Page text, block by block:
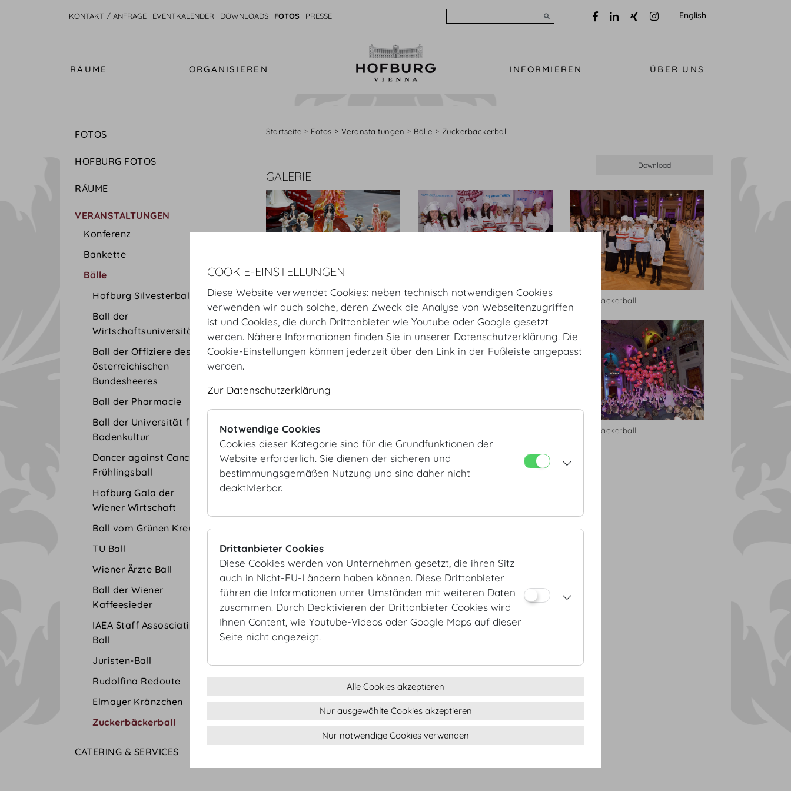
KONTAKT / ANFRAGE EVENTKALENDER DOWNLOADS FOTOS PRESSE English
RÄUME ORGANISIEREN INFORMIEREN ÜBER UNS
FOTOS
HOFBURG FOTOS
RÄUME
VERANSTALTUNGEN
Konferenz
Bankette
Bälle
Hofburg Silvesterball
Ball der
Wirtschaftsuniversität
Ball der Offiziere des
österreichischen
Bundesheeres
Ball der Pharmacie
Ball der Universität für
Bodenkultur
Dancer against Cancer
Frühlingsball
Hofburg Gala der
Wiener Wirtschaft
Ball vom Grünen Kreuz
TU Ball
Wiener Ärzte Ball
Ball der Wiener
Kaffeesieder
IAEA Staff Assosciation
Ball
Juristen-Ball
Rudolfina Redoute
Elmayer Kränzchen
Zuckerbäckerball
CATERING & SERVICES
Startseite Fotos Veranstaltungen Bälle Zuckerbäckerball
GALERIE
Zuckerbäckerball
Zuckerbäckerball Zuckerbäckerball
COOKIE-EINSTELLUNGEN
Diese Website verwendet Cookies: neben technisch notwendigen Cookies
verwenden wir auch solche, deren Zweck die Analyse von Webseitenzugriffen
ist und Cookies, die durch Drittanbieter wie Youtube oder Google gesetzt
werden. Nähere Informationen finden Sie in unserer Datenschutzerklärung. Die
Cookie-Einstellungen können jederzeit über den Link in der Fußleiste angepasst
werden.
Zur Datenschutzerklärung
Notwendige Cookies
Cookies dieser Kategorie sind für die Grundfunktionen der
Website erforderlich. Sie dienen der sicheren und
bestimmungsgemäßen Nutzung und sind daher nicht
deaktivierbar.
Drittanbieter Cookies
Diese Cookies werden von Unternehmen gesetzt, die ihren Sitz
auch in Nicht-EU-Ländern haben können. Diese Drittanbieter
führen die Informationen unter Umständen mit weiteren Daten
zusammen. Durch Deaktivieren der Drittanbieter Cookies wird
Ihnen Content, wie Youtube-Videos oder Google Maps auf dieser
Seite nicht angezeigt.
Alle Cookies akzeptieren
Nur ausgewählte Cookies akzeptieren
Nur notwendige Cookies verwenden